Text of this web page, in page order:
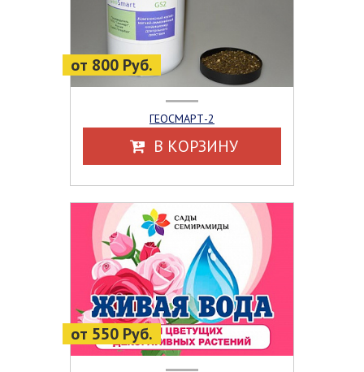
от 800 Руб.
ГЕОСМАРТ-2
В КОРЗИНУ
от 550 Руб.